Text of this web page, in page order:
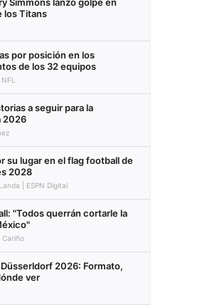
los Titans
por posición en los
de los 32 equipos
a seguir para la
2026
su lugar en el flag football de
2028
| ESPN Digital
"Todos querrán cortarle la
Cariño
2026: Formato,
ver